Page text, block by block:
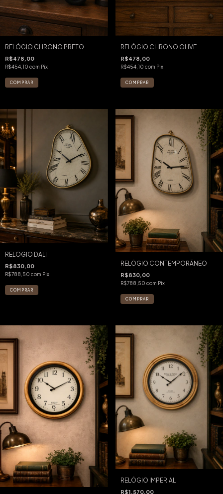
RELÓGIO CHRONO PRETO
R$478,00
R$454,10 com Pix
RELÓGIO CHRONO OLIVE
R$478,00
R$454,10 com Pix
RELÓGIO DALÍ
R$830,00
R$788,50 com Pix
RELÓGIO CONTEMPORÂNEO
R$830,00
R$788,50 com Pix
RELÓGIO IMPERIAL
R$1.570,00